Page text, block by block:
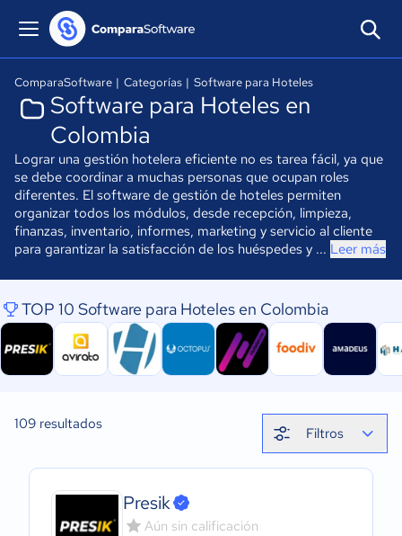
ComparaSoftware | Categorías | Software para Hoteles
Software para Hoteles en
Colombia
Lograr una gestión hotelera eficiente no es tarea fácil, ya que
se debe coordinar a muchas personas que ocupan roles
diferentes. El software de gestión de hoteles permiten
organizar todos los módulos, desde recepción, limpieza,
finanzas, inventario, informes, marketing y servicio al cliente
para garantizar la satisfacción de los huéspedes y ... Leer más
TOP 10 Software para Hoteles en Colombia
109 resultados
Filtros
Presik
Aún sin calificación